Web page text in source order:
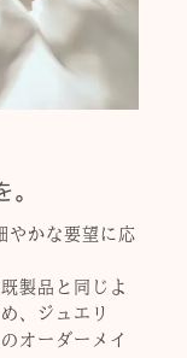
やかな要望に応
製品と同じよ
、ジュエリ
オーダーメイ